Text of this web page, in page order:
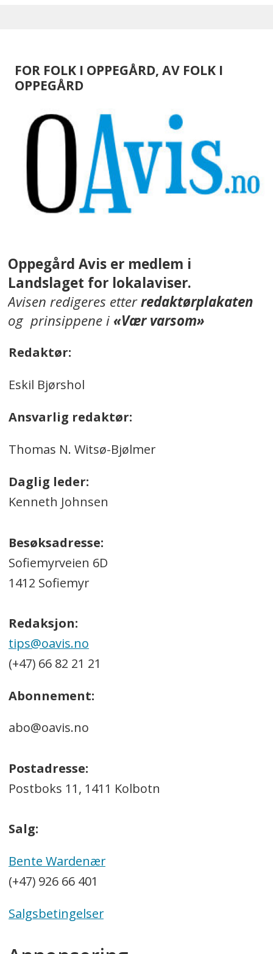
FOR FOLK I OPPEGÅRD, AV FOLK I
OPPEGÅRD
Oppegård Avis er medlem i
Landslaget for lokalaviser.
Avisen redigeres etterredaktørplakaten
og prinsippene i«Vær varsom»
Redaktør:
Eskil Bjørshol
Ansvarlig redaktør:
Thomas N. Witsø-Bjølmer
Daglig leder:
Kenneth Johnsen
Besøksadresse:
Sofiemyrveien 6D
1412 Sofiemyr
Redaksjon:
tips@oavis.no
(+47) 66 82 21 21
Abonnement:
abo@oavis.no
Postadresse:
Postboks 11, 1411 Kolbotn
Salg:
Bente Wardenær
(+47) 926 66 401
Salgsbetingelser